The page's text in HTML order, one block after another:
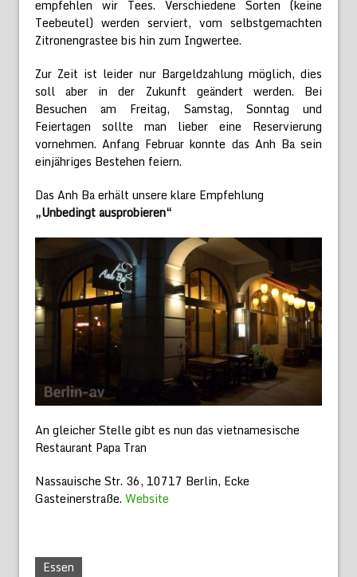
empfehlen wir Tees. Verschiedene Sorten (keine
Teebeutel) werden serviert, vom selbstgemachten
Zitronengrastee bis hin zum Ingwertee.
Zur Zeit ist leider nur Bargeldzahlung möglich, dies
soll aber in der Zukunft geändert werden. Bei
Besuchen am Freitag, Samstag, Sonntag und
Feiertagen sollte man lieber eine Reservierung
vornehmen. Anfang Februar konnte das Anh Ba sein
einjähriges Bestehen feiern.
Das Anh Ba erhält unsere klare Empfehlung
„Unbedingt ausprobieren“
An gleicher Stelle gibt es nun das vietnamesische
Restaurant Papa Tran
Nassauische Str. 36, 10717 Berlin, Ecke
Gasteinerstraße. Website
Essen